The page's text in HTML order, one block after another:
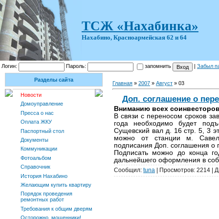
ТСЖ «Нахабинка»
Нахабино, Красноармейская 62 и 64
Логин: Пароль: запомнить Забыл
Разделы сайта
Новости
Домоуправление
Пресса о нас
Оплата ЖКУ
Паспортный стол
Документы
Коммуникации
Фотоальбом
Справочник
История Нахабино
Желающим купить квартиру
Порядок проведения
ремонтных работ
Требования к общим дверям
Осторожно, мошенники!
Главная » 2007 » Август » 03
Доп. соглашение о
Вниманию всех
В связи с переносом сроков
года необходимо будет
Сущевский вал д. 16 стр. 5, 3
можно от станции м.
подписания Доп. соглашения о
Подписать можно до конца
дальнейшего оформления в
Сообщил: tuna | Просмотров: 2214 |